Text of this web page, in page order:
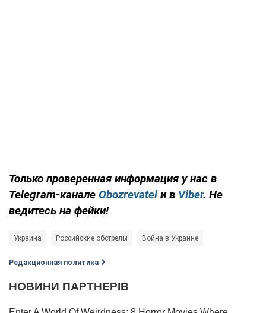
Только проверенная информация у нас в
Telegram-канале Obozrevatelи в Viber. Не
ведитесь на фейки!
Украина Российские обстрелы Война в Украине
Редакционная политика